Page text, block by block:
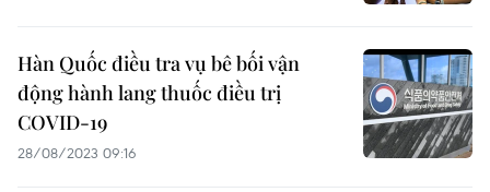
Hàn Quốc điều tra vụ bê bối vận
động hành lang thuốc điều trị
COVID-19
28/08/2023 09:16